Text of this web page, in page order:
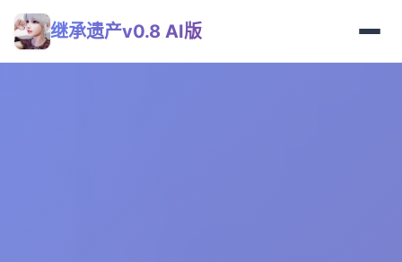
继承遗产v0.8 AI版